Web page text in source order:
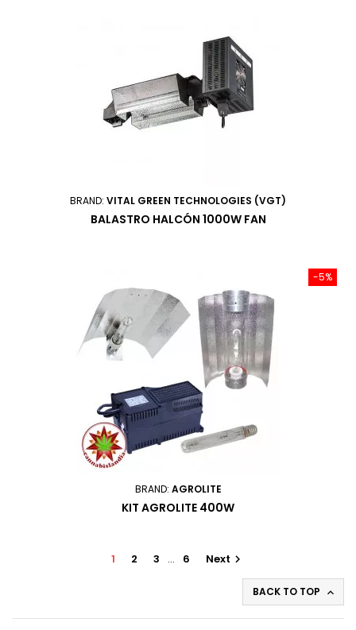
BRAND: VITAL GREEN TECHNOLOGIES (VGT)
BALASTRO HALCÓN 1000W FAN
-5%
BRAND: AGROLITE
KIT AGROLITE 400W
1 2 3 … 6 Next 
BACK TO TOP 